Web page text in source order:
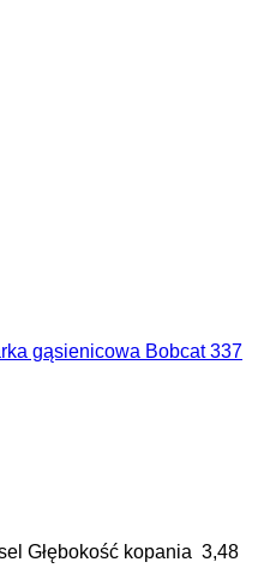
gąsienicowa Bobcat 337
Głębokość kopania 3,48